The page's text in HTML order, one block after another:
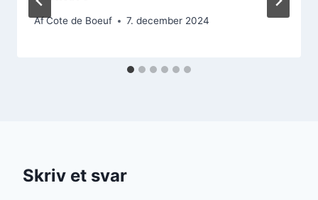
AfCote de Boeuf 7. december 2024
Skriv et svar